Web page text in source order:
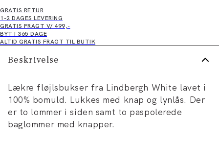
GRATIS RETUR
1-2 DAGES LEVERING
GRATIS FRAGT V/ 499,-
BYT I 365 DAGE
ALTID GRATIS FRAGT TIL BUTIK
Beskrivelse
Lækre fløjlsbukser fra Lindbergh White lavet i
100% bomuld. Lukkes med knap og lynlås. Der
er to lommer i siden samt to paspolerede
baglommer med knapper.